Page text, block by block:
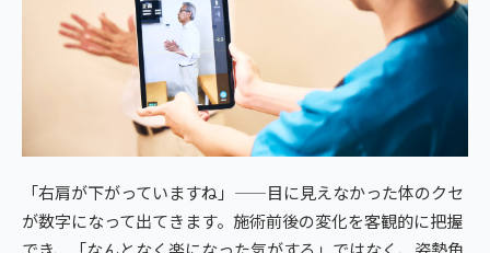
「右肩が下がっていますね」——目に見えなかった体のクセ
が数字になって出てきます。施術前後の変化を客観的に把握